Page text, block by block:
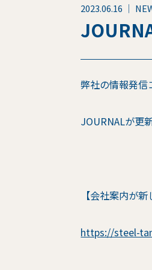
2023.06.16 ｜
弊社の情報発信
JOURNALが更
【会社案内が
https://steel-